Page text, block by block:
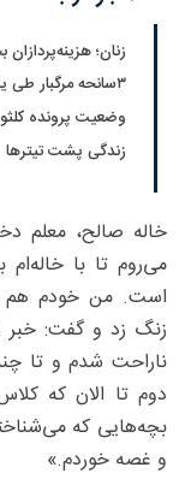
زنان؛ هزینه‌‎پردازان بحران
۳سانحه مرگبار طی یک‌هفته در بزرگراه‌های تهران
وضعیت پرونده
زندگی پشت تیترها
خاله صالح، معلم
می‌روم تا با خاله‌ام
است. من خودم هم
زنگ زد و گفت:
ناراحت شدم و تا
دوم تا الان که
بچه‌هایی که
و غصه خوردم.»